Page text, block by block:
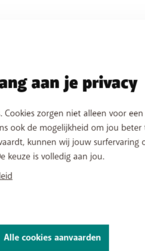
bij
89,04%
aan je privacy
Cookies zorgen niet alleen voor
ook de mogelijkheid om jou beter
kunnen wij jouw surfervaring
keuze is volledig aan jou.
Alle cookies aanvaarden